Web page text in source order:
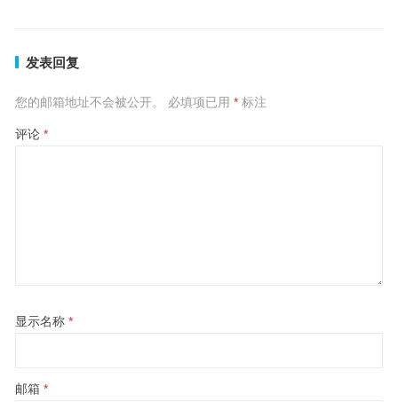
发表回复
您的邮箱地址不会被公开。 必填项已用 *标注
评论 *
显示名称 *
邮箱 *